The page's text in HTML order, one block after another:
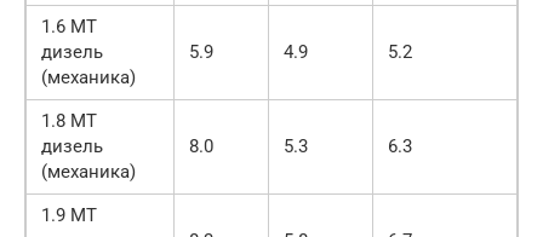
1.6 MT
дизель
(механика)
5.9 4.9 5.2
1.8 MT
дизель
(механика)
8.0 5.3 6.3
1.9 MT